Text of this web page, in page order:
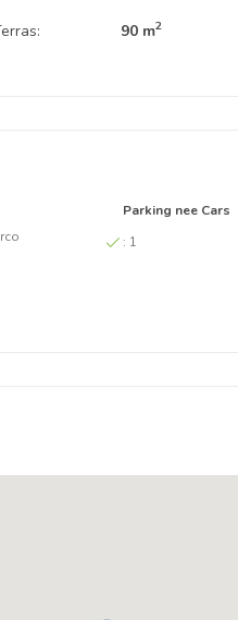
90 m2
Parking nee Cars
: 1